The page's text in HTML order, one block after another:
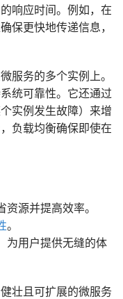
响应时间。例如，在
保更快地传递信息，
服务的多个实例上。
统可靠性。它还通过
实例发生故障）来增
负载均衡确保即使在
源并提高效率。
。
为用户提供无缝的体
壮且可扩展的微服务